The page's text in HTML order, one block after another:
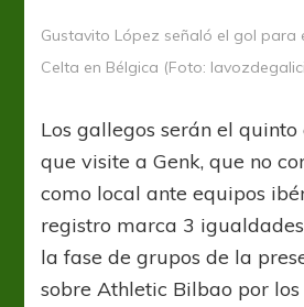
Gustavito López señaló el gol para
Celta en Bélgica (Foto:
Los gallegos serán el
que visite a Genk, que no
como local ante equipos
registro marca 3
la fase de grupos de la
sobre Athletic Bilbao por